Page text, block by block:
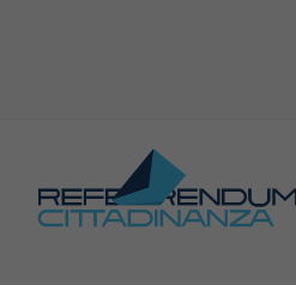
contenuto